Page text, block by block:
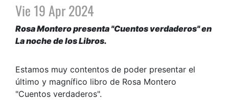
Vie 19 Apr 2024
Rosa Montero presenta "Cuentos verdaderos" en
La noche de los Libros.
Estamos muy contentos de poder presentar el
último y magnífico libro de Rosa Montero
"Cuentos verdaderos".